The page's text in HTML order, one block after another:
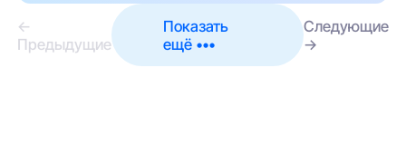
←
Предыдущие
Показать
ещё •••
Следующие
→